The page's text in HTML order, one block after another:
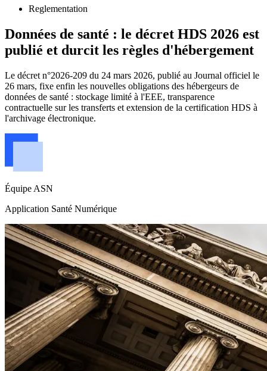
Reglementation
Données de santé : le décret HDS 2026 est
publié et durcit les règles d'hébergement
Le décret n°2026-209 du 24 mars 2026, publié au Journal officiel le
26 mars, fixe enfin les nouvelles obligations des hébergeurs de
données de santé : stockage limité à l'EEE, transparence
contractuelle sur les transferts et extension de la certification HDS à
l'archivage électronique.
Équipe ASN
Application Santé Numérique